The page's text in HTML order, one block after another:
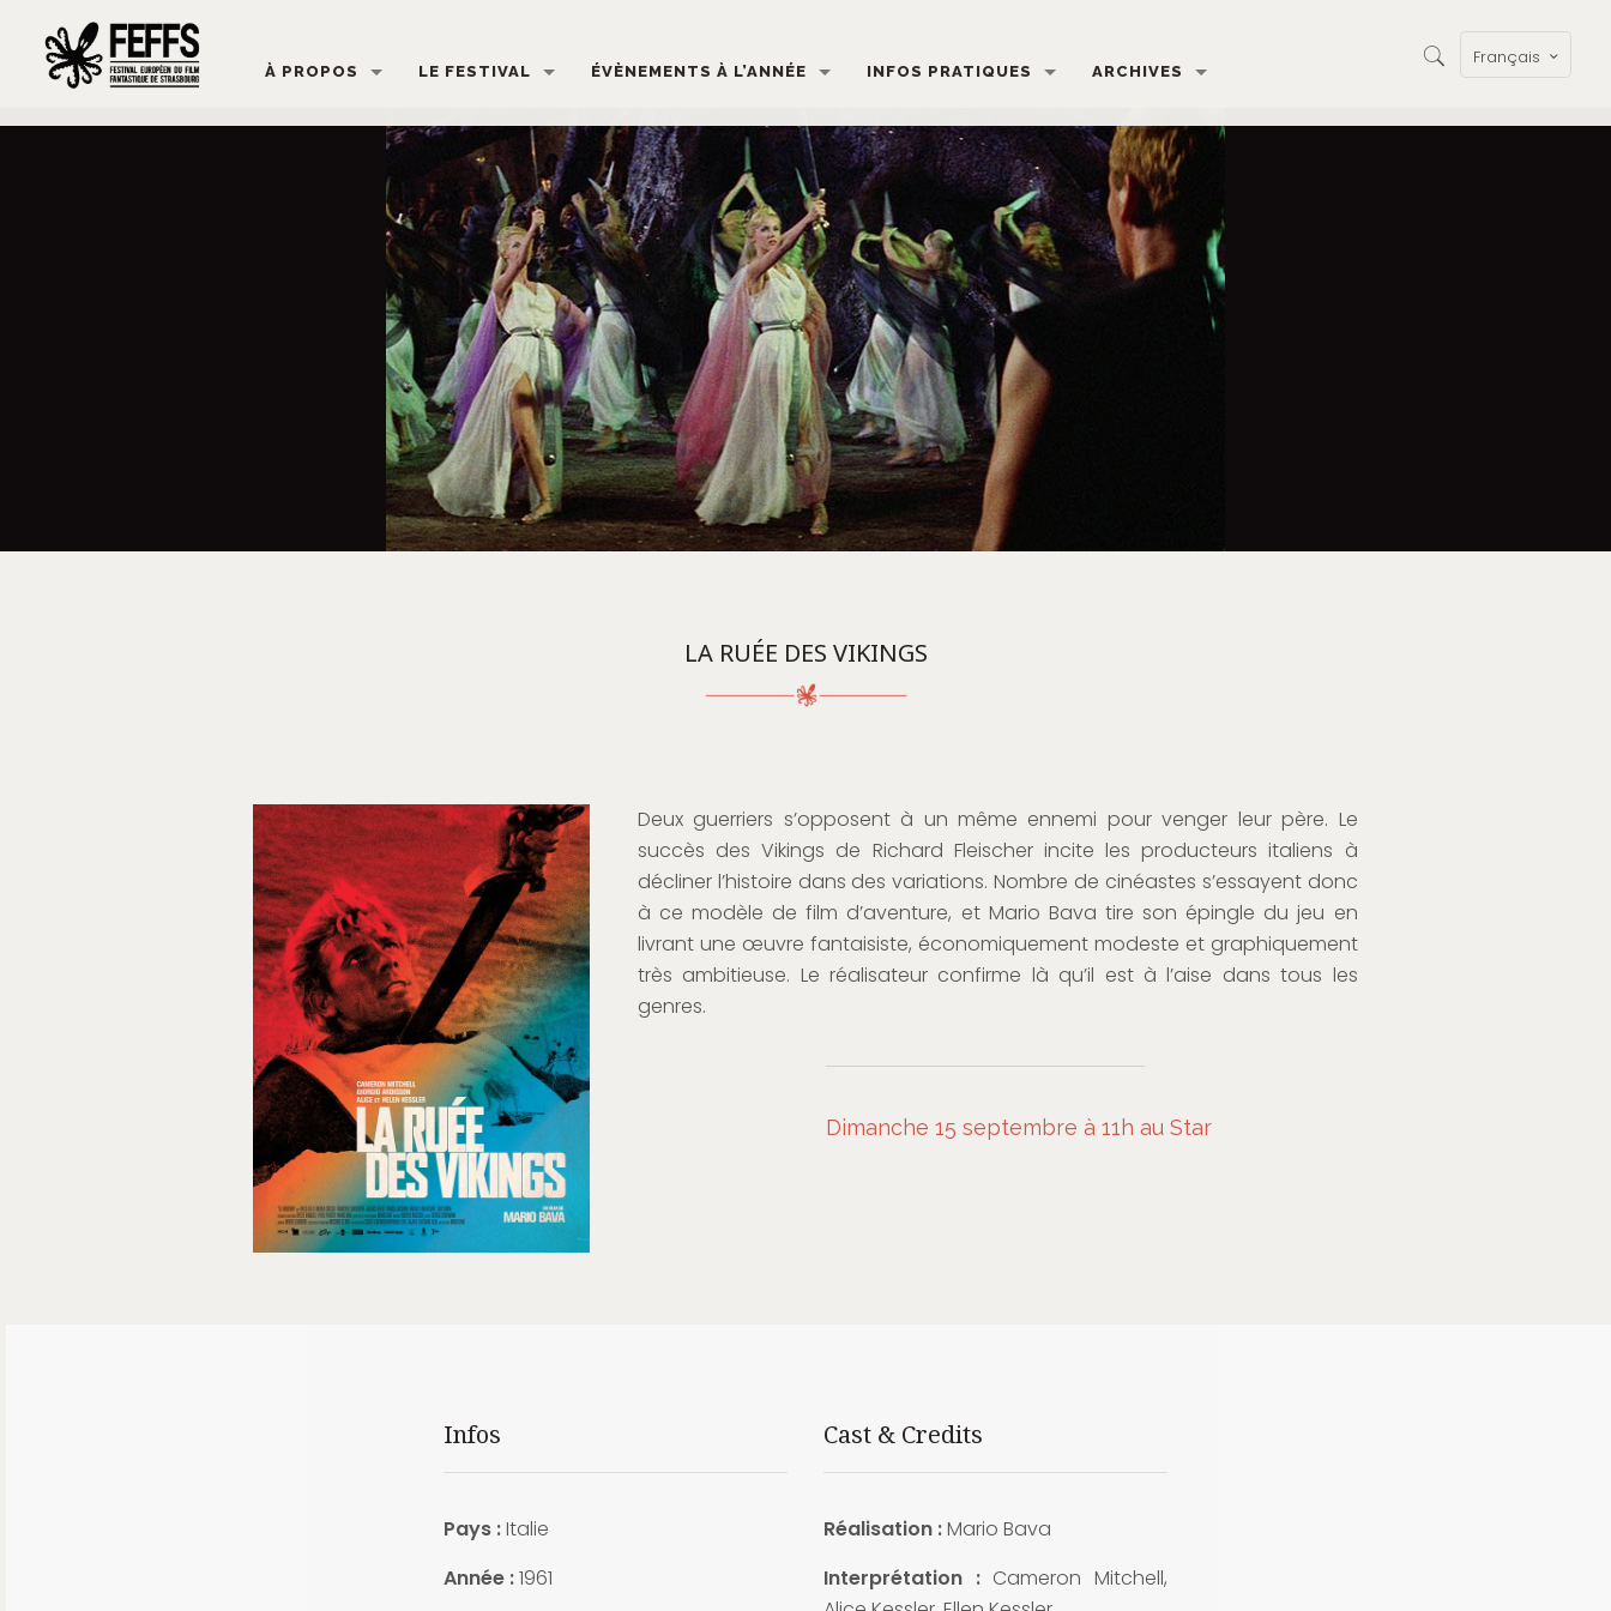
À PROPOS LE FESTIVAL ÉVÈNEMENTS À L’ANNÉE INFOS PRATIQUES ARCHIVES
Français
LA RUÉE DES VIKINGS
Deux guerriers s’opposent à un même ennemi pour venger leur père. Le
succès des Vikings de Richard Fleischer incite les producteurs italiens à
décliner l’histoire dans des variations. Nombre de cinéastes s’essayent donc
à ce modèle de film d’aventure, et Mario Bava tire son épingle du jeu en
livrant une œuvre fantaisiste, économiquement modeste et graphiquement
très ambitieuse. Le réalisateur confirme là qu’il est à l’aise dans tous les
genres.
Dimanche 15 septembre à 11h au Star
Infos
Pays :Italie
Année :1961
Cast & Credits
Réalisation :Mario Bava
Interprétation : Cameron Mitchell,